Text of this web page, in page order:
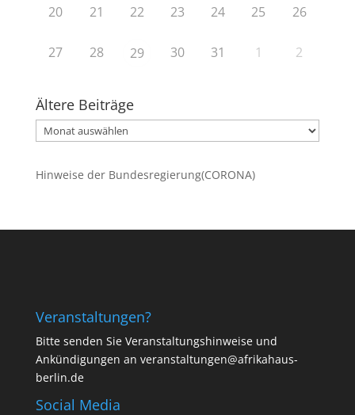
20 21 22 23 24 25 26
27 28 29 30 31 1 2
Ältere Beiträge
Ältere
Beiträge
Hinweise der Bundesregierung(CORONA)
Veranstaltungen?
Bitte senden Sie Veranstaltungshinweise und
Ankündigungen an veranstaltungen@afrikahaus-
berlin.de
Social Media